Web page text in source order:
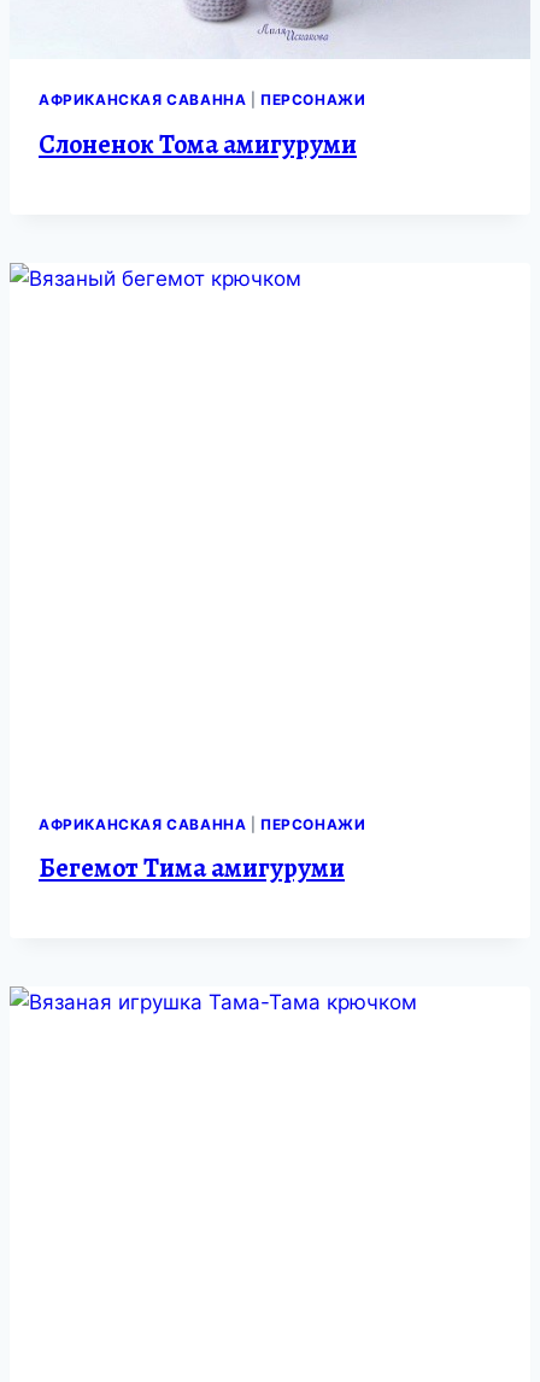
АФРИКАНСКАЯ САВАННА ПЕРСОНАЖИ
Слоненок Тома амигуруми
АФРИКАНСКАЯ САВАННА ПЕРСОНАЖИ
Бегемот Тима амигуруми